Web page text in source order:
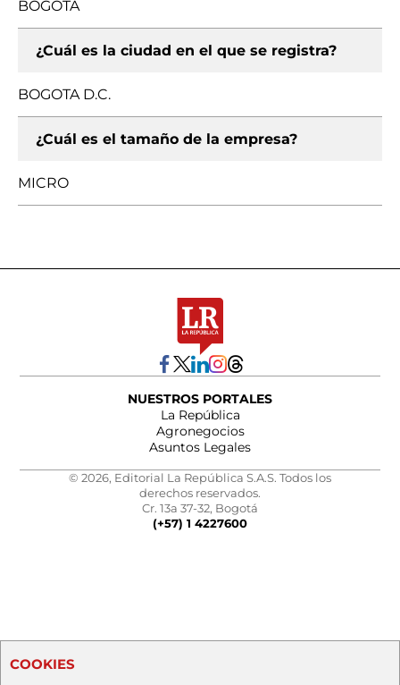
BOGOTA
¿Cuál es la ciudad en el que se registra?
BOGOTA D.C.
¿Cuál es el tamaño de la empresa?
MICRO
NUESTROS PORTALES
La República
Agronegocios
Asuntos Legales
© 2026, Editorial La República S.A.S. Todos los
derechos reservados.
Cr. 13a 37-32, Bogotá
(+57) 1 4227600
COOKIES